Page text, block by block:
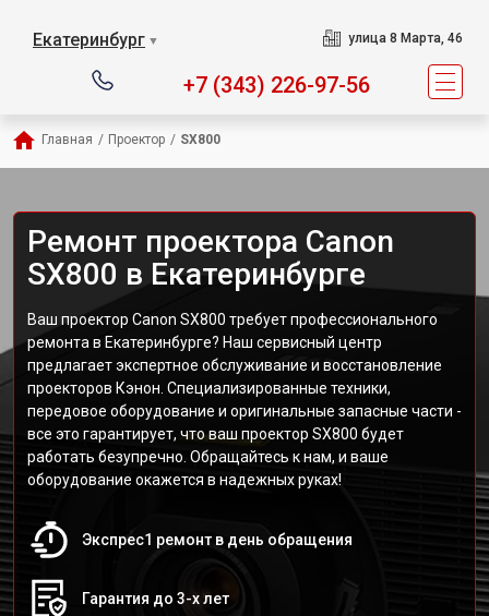
Екатеринбург ▼ улица 8 Марта, 46
+7 (343) 226-97-56
Главная / Проектор / SX800
Ремонт проектора Canon
SX800 в Екатеринбурге
Ваш проектор Canon SX800 требует профессионального
ремонта в Екатеринбурге? Наш сервисный центр
предлагает экспертное обслуживание и восстановление
проекторов Кэнон. Специализированные техники,
передовое оборудование и оригинальные запасные части -
все это гарантирует, что ваш проектор SX800 будет
работать безупречно. Обращайтесь к нам, и ваше
оборудование окажется в надежных руках!
Экспрес1 ремонт в день обращения
Гарантия до 3-х лет